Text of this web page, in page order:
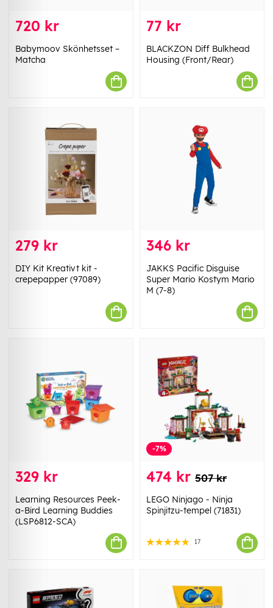
720 kr
Babymoov Skönhetsset –
Matcha
77 kr
BLACKZON Diff Bulkhead
Housing (Front/Rear)
279 kr
DIY Kit Kreativt kit -
crepepapper (97089)
346 kr
JAKKS Pacific Disguise
Super Mario Kostym Mario
M (7-8)
329 kr
Learning Resources Peek-
a-Bird Learning Buddies
(LSP6812-SCA)
-7%
474 kr 507 kr
LEGO Ninjago - Ninja
Spinjitzu-tempel (71831)
17